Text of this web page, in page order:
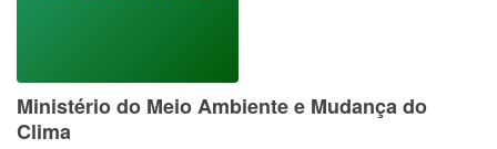
Ministério do Meio Ambiente e Mudança do
Clima